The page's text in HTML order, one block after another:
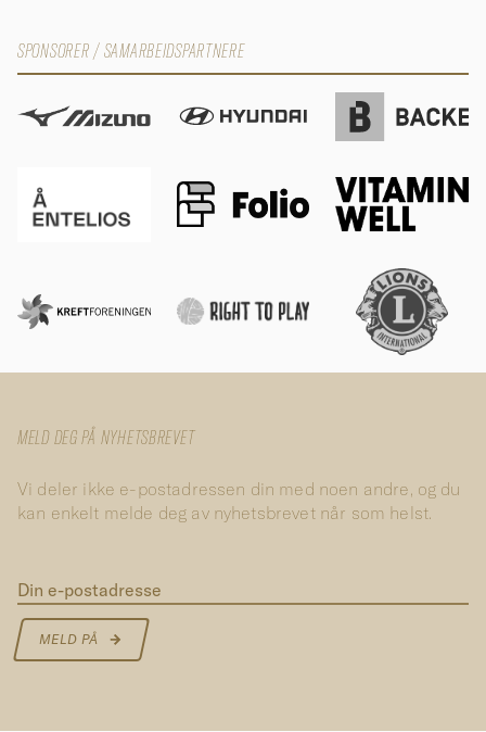
SPONSORER / SAMARBEIDSPARTNERE
MELD DEG PÅ NYHETSBREVET
Vi deler ikke e-postadressen din med noen andre, og du
kan enkelt melde deg av nyhetsbrevet når som helst.
Din e-postadresse
MELD PÅ